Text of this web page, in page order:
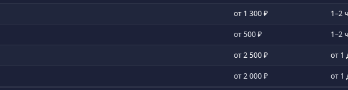
от 1 300 ₽ 1–2
от 500 ₽ 1–2
от 2 500 ₽ от 1
от 2 000 ₽ от 1